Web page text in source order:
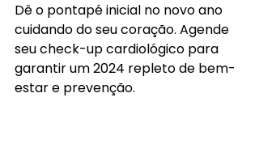
Dê o pontapé inicial no novo ano
cuidando do seu coração. Agende
seu check-up cardiológico para
garantir um 2024 repleto de bem-
estar e prevenção.